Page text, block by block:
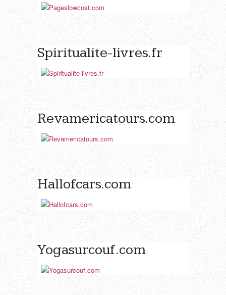
Spiritualite-livres.fr
Revamericatours.com
Hallofcars.com
Yogasurcouf.com